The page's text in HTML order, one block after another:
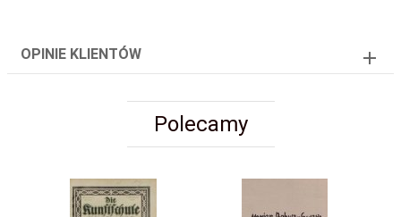
OPINIE KLIENTÓW
Polecamy